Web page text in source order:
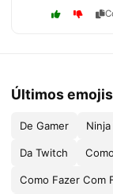
Últimos
De Gamer
Da Twitch
Como Fazer Com